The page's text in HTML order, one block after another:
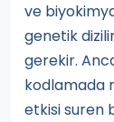
ve
genetik
gerekir.
kodlamada
etkisi suren